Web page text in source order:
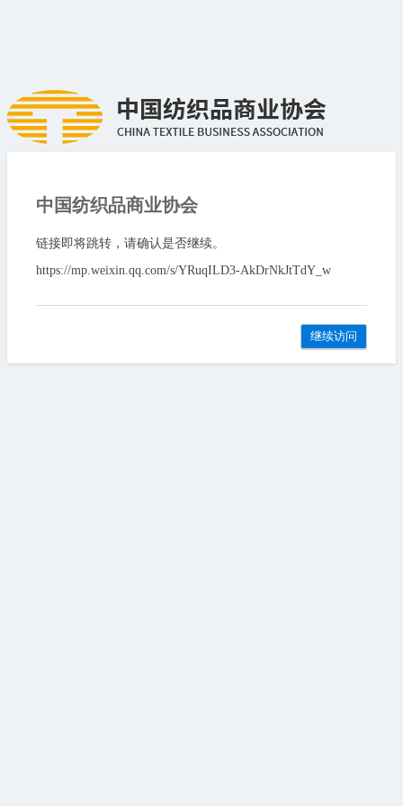
中国纺织品商业协会
链接即将跳转，请确认是否继续。
https://mp.weixin.qq.com/s/YRuqILD3-AkDrNkJtTdY_w
继续访问